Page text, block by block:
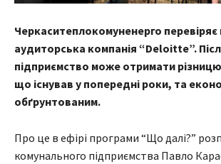
Черкаситеплокомуненерго перевіряє
аудиторська компанія “Deloitte”.
підприємство може отримати
що існував у попередні роки, та
обґрунтованим.
Про це в ефірі програми “Що далі?”
комунального підприємства Павло